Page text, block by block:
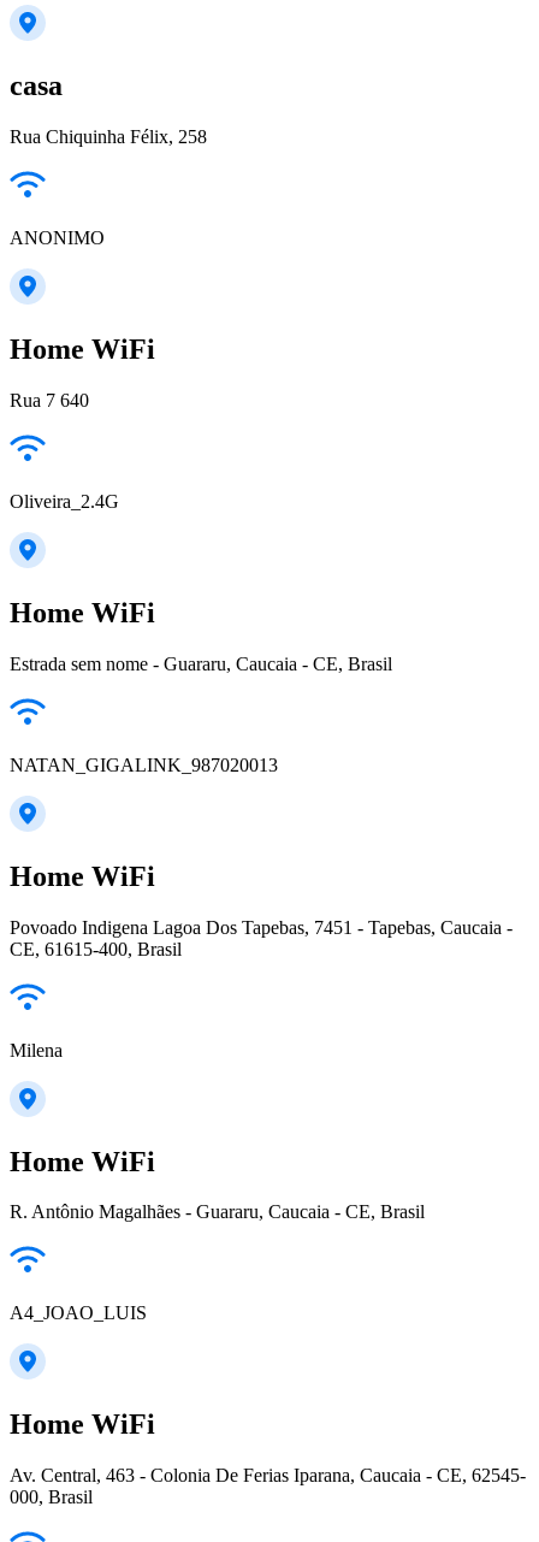
casa
Rua Chiquinha Félix, 258
ANONIMO
Home WiFi
Rua 7 640
Oliveira_2.4G
Home WiFi
Estrada sem nome - Guararu, Caucaia - CE, Brasil
NATAN_GIGALINK_987020013
Home WiFi
Povoado Indigena Lagoa Dos Tapebas, 7451 - Tapebas, Caucaia -
CE, 61615-400, Brasil
Milena
Home WiFi
R. Antônio Magalhães - Guararu, Caucaia - CE, Brasil
A4_JOAO_LUIS
Home WiFi
Av. Central, 463 - Colonia De Ferias Iparana, Caucaia - CE, 62545-
000, Brasil